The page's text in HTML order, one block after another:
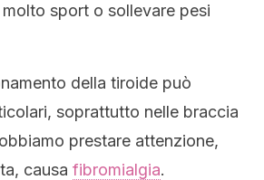
sport o sollevare pesi
della tiroide può
soprattutto nelle braccia
prestare attenzione,
causa fibromialgia.